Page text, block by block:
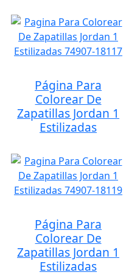
Página Para
Colorear De
Zapatillas Jordan 1
Estilizadas
Página Para
Colorear De
Zapatillas Jordan 1
Estilizadas